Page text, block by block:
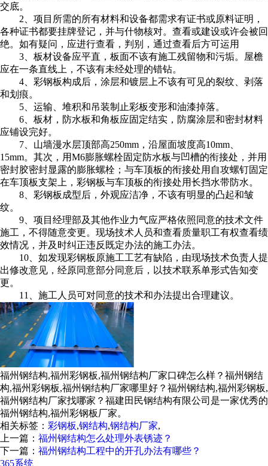
交底。
2、项目所需的所有材料和设备都需求有证书或原料证明，
各种证书都要挂牌登记，并与什物核对。查看或建设或许会被回
绝。如有疑问，应进行查看，判别，通过查看后方可运用
3、板材设备应平直，板面不该有施工残留物和污垢。屋檐
应在一条直线上，不该有未经处理的错钻。
4、彩钢板构成后，涂层和镀层上不该有可见的裂纹、剥落
和划痕。
5、运输、堆积和吊装制止彩板变形和油漆掉落。
6、板材，防水板和角板应固定结实，防腐涂层和密封材料
应铺设完好。
7、山墙漫水层顶部高250mm，沿屋面坡度高10mm、
15mm。其次，用M6膨胀螺栓固定防水板与凹槽的衔接处，并用
密封胶密封显露的膨胀螺栓；与车顶板的衔接处用自攻螺钉固定
在车顶板支架上，彩钢板与车顶板的衔接处用长挡水带防水。
8、彩钢板成型后，外观应洁净，不该有明显的凸起和皱
纹。
9、项目经理部及其他作业力气应严格依照同意的技术文件
施工，不得随意变更。现场技术人员和查看质量职工有权查看绩
效情况，并及时纠正违反既定办法的施工办法。
10、如发现彩钢板原施工工艺有缺陷，由现场技术负责人提
出修改意见，经原同意部分同意后，以技术联系单形式告知变
更。
11、施工人员可对同意的技术和办法提出合理建议。
福州钢结构,福州彩钢板,福州钢结构厂家口碑怎么样？福州钢结
构,福州彩钢板,福州钢结构厂家哪里好？福州钢结构,福州彩钢板,
福州钢结构厂家找哪家？福建田民钢结构有限公司是一家优秀的
福州钢结构,福州彩钢板厂家。
相关标签： 彩钢板,钢结构,钢结构厂家,
上一篇： 福州钢结构怎么处理外表锈迹？
下一篇： 福州钢结构工程中的开孔办法有哪些？
365系统